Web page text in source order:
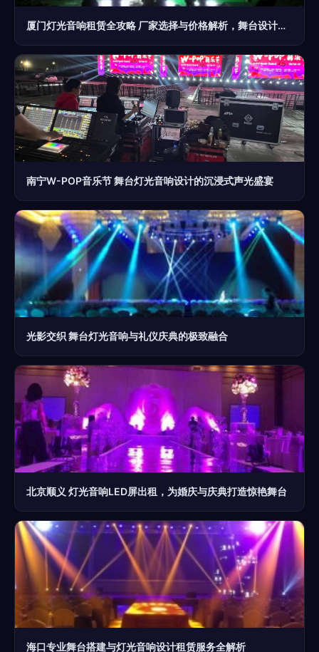
厦门灯光音响租赁全攻略 厂家选择与价格解析，舞台设计一步到位
南宁W-POP音乐节 舞台灯光音响设计的沉浸式声光盛宴
光影交织 舞台灯光音响与礼仪庆典的极致融合
北京顺义 灯光音响LED屏出租，为婚庆与庆典打造惊艳舞台
海口专业舞台搭建与灯光音响设计租赁服务全解析